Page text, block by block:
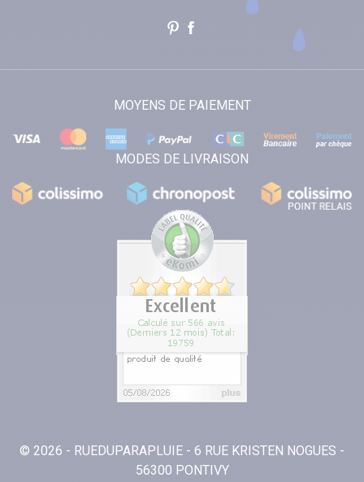
MOYENS DE PAIEMENT
MODES DE LIVRAISON
© 2026 - RUEDUPARAPLUIE - 6 RUE KRISTEN NOGUES -
56300 PONTIVY